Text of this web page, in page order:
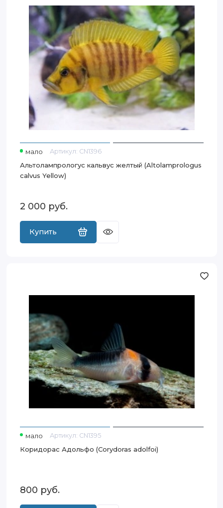
желтый
(Altolamprologus
calvus
мало Артикул: CN1396
Альтолампрологус кальвус желтый (Altolamprologus
calvus Yellow)
2 000 руб.
Купить
adolfoi)
мало Артикул: CN1395
Коридорас Адольфо (Corydoras adolfoi)
800 руб.